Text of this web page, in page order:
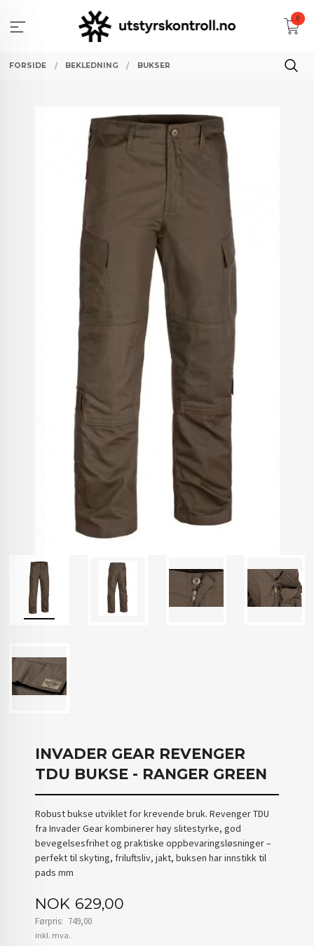
innholdet
0
FORSIDE BEKLEDNING BUKSER
INVADER GEAR REVENGER
TDU BUKSE - RANGER GREEN
Robust bukse utviklet for krevende bruk. Revenger TDU
fra Invader Gear kombinerer høy slitestyrke, god
bevegelsesfrihet og praktiske oppbevaringsløsninger –
perfekt til skyting, friluftsliv, jakt, buksen har innstikk til
pads mm
Tilbud
NOK 629,00
Førpris: 749,00
Rabatt
inkl. mva.